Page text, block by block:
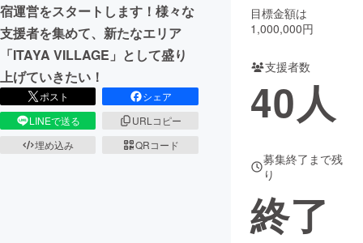
CAMPFIREふるさと納税machi-ya コミュニティ
宿運営をスタートします！様々な
支援者を集めて、新たなエリア
「ITAYA VILLAGE」として盛り
上げていきたい！
ポスト
シェア
LINEで送る
URLコピー
埋め込み
QRコード
目標金額は
1,000,000円
支援者数
40人
募集終了まで残
り
終了